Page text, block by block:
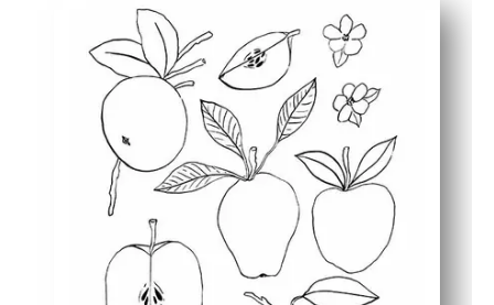
Απασχολεί μικτές ηλικίες - τολμηρά περιγράμματα
Χτίζει δεξιότητες - η λεπτή κινητική δύναμη, η
Ευέλικτη χρήση - διακοσμήστε πίνακες ανακοινώσεων,